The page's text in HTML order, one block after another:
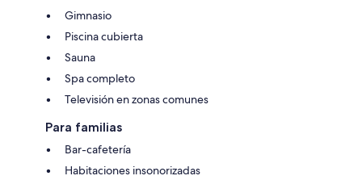
Gimnasio
Piscina cubierta
Sauna
Spa completo
Televisión en zonas comunes
Para familias
Bar-cafetería
Habitaciones insonorizadas